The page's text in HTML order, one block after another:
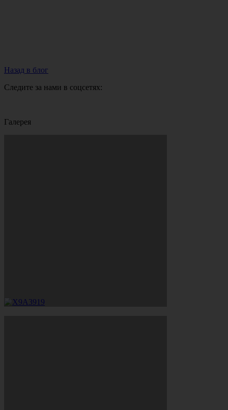
Назад в блог
Следите за нами в соцсетях:
Галерея